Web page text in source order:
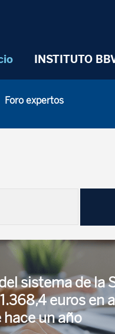
INSTITUTO
Foro expertos
sistema de la
euros en
un año